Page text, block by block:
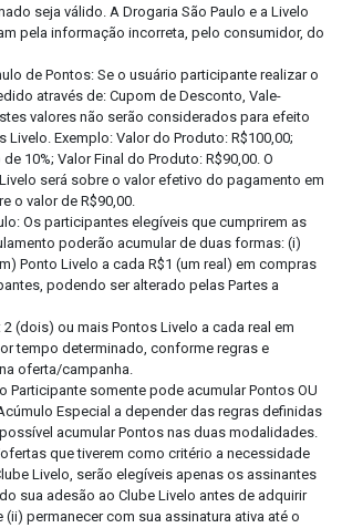
seja válido. A Drogaria São Paulo e a Livelo
pela informação incorreta, pelo consumidor, do
de Pontos: Se o usuário participante realizar o
através de: Cupom de Desconto, Vale-
valores não serão considerados para efeito
Livelo. Exemplo: Valor do Produto: R$100,00;
10%; Valor Final do Produto: R$90,00. O
será sobre o valor efetivo do pagamento em
o valor de R$90,00.
Os participantes elegíveis que cumprirem as
poderão acumular de duas formas: (i)
Ponto Livelo a cada R$1 (um real) em compras
podendo ser alterado pelas Partes a
(dois) ou mais Pontos Livelo a cada real em
tempo determinado, conforme regras e
oferta/campanha.
Participante somente pode acumular Pontos OU
Especial a depender das regras definidas
acumular Pontos nas duas modalidades.
que tiverem como critério a necessidade
Livelo, serão elegíveis apenas os assinantes
sua adesão ao Clube Livelo antes de adquirir
permanecer com sua assinatura ativa até o